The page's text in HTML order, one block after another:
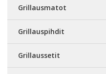
Grillausmatot
Grillauspihdit
Grillaussetit